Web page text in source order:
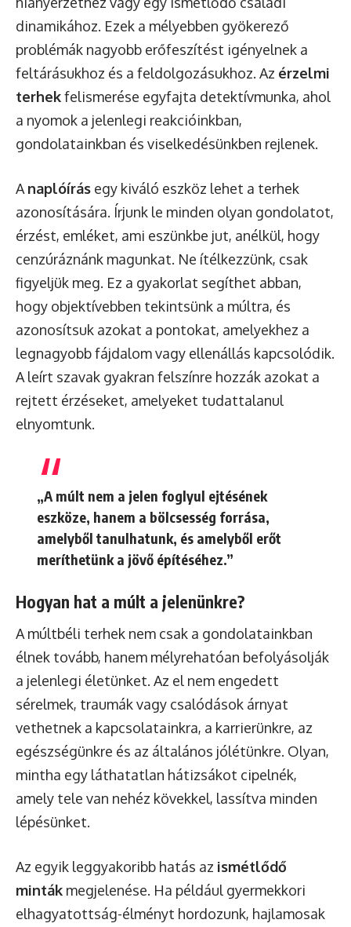
dinamikához. Ezek a mélyebben gyökerező
problémák nagyobb erőfeszítést igényelnek a
feltárásukhoz és a feldolgozásukhoz. Az érzelmi
terhekfelismerése egyfajta detektívmunka, ahol
a nyomok a jelenlegi reakcióinkban,
gondolatainkban és viselkedésünkben rejlenek.
A naplóírás egy kiváló eszköz lehet a terhek
azonosítására. Írjunk le minden olyan gondolatot,
érzést, emléket, ami eszünkbe jut, anélkül, hogy
cenzúráznánk magunkat. Ne ítélkezzünk, csak
figyeljük meg. Ez a gyakorlat segíthet abban,
hogy objektívebben tekintsünk a múltra, és
azonosítsuk azokat a pontokat, amelyekhez a
legnagyobb fájdalom vagy ellenállás kapcsolódik.
A leírt szavak gyakran felszínre hozzák azokat a
rejtett érzéseket, amelyeket tudattalanul
elnyomtunk.
„A múlt nem a jelen foglyul ejtésének
eszköze, hanem a bölcsesség forrása,
amelyből tanulhatunk, és amelyből erőt
meríthetünk a jövő építéséhez.”
Hogyan hat a múlt a jelenünkre?
A múltbéli terhek nem csak a gondolatainkban
élnek tovább, hanem mélyrehatóan befolyásolják
a jelenlegi életünket. Az el nem engedett
sérelmek, traumák vagy csalódások árnyat
vethetnek a kapcsolatainkra, a karrierünkre, az
egészségünkre és az általános jólétünkre. Olyan,
mintha egy láthatatlan hátizsákot cipelnék,
amely tele van nehéz kövekkel, lassítva minden
lépésünket.
Az egyik leggyakoribb hatás az ismétlődő
minták megjelenése. Ha például gyermekkori
elhagyatottság-élményt hordozunk, hajlamosak